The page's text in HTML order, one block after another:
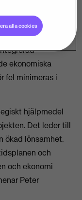
transparensen i
ekonomiska
fel minimeras i
hjälpmedel
Det leder till
ökad lönsamhet.
och
och ekonomi
Peter
alla cookies